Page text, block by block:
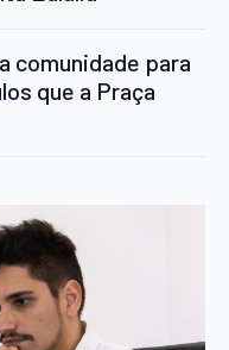
comunidade para
que a Praça